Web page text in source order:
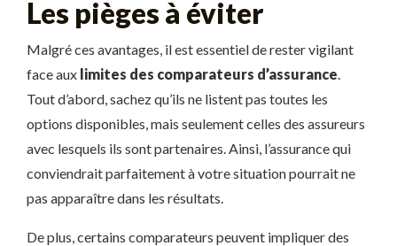
Les pièges à éviter
Malgré ces avantages, il est essentiel de rester vigilant
face aux limites des comparateurs d’assurance
Tout d’abord, sachez qu’ils ne listent pas toutes les
options disponibles, mais seulement celles des assureurs
avec lesquels ils sont partenaires. Ainsi, l’assurance qui
conviendrait parfaitement à votre situation pourrait ne
pas apparaître dans les résultats.
De plus, certains comparateurs peuvent impliquer des